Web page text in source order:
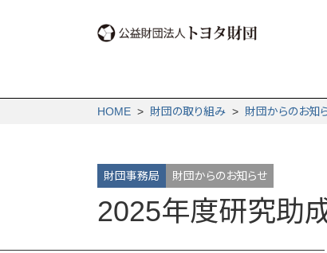
HOME > 財団の取り組み > 財団からの­お知
財団事務局 財団からのお知らせ
2025年度研究助